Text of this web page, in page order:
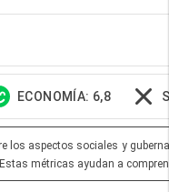
ECONOMÍA: 6,8
los aspectos sociales y
métricas ayudan a